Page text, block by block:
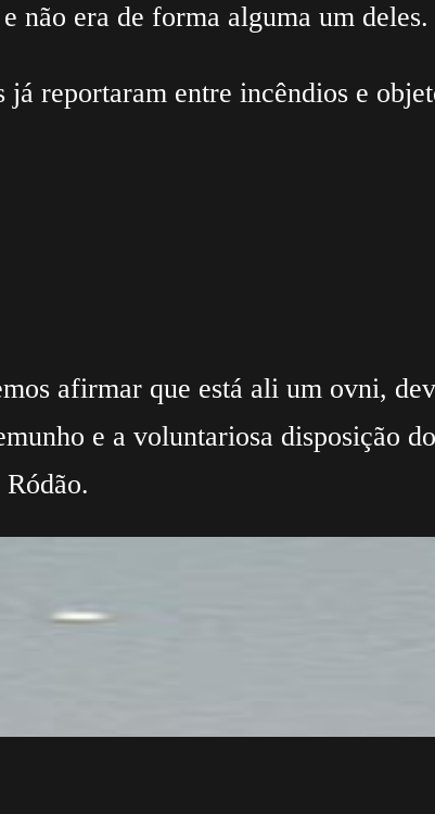
não era de forma alguma um deles.
já reportaram entre incêndios e
afirmar que está ali um ovni,
e a voluntariosa disposição